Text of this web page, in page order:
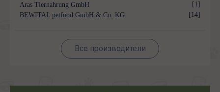
Aras Tiernahrung GmbH
[1]
BEWITAL petfood GmbH & Co. KG
[14]
Все производители